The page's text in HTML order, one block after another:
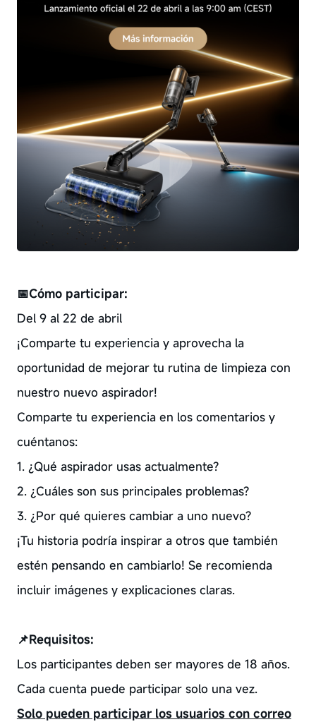
📅Cómo participar:
Del 9 al 22 de abril
¡Comparte tu experiencia y aprovecha la
oportunidad de mejorar tu rutina de limpieza con
nuestro nuevo aspirador!
Comparte tu experiencia en los comentarios y
cuéntanos:
1. ¿Qué aspirador usas actualmente?
2. ¿Cuáles son sus principales problemas?
3. ¿Por qué quieres cambiar a uno nuevo?
¡Tu historia podría inspirar a otros que también
estén pensando en cambiarlo! Se recomienda
incluir imágenes y explicaciones claras.
📌Requisitos:
Los participantes deben ser mayores de 18 años.
Cada cuenta puede participar solo una vez.
Solo pueden participar los usuarios con correo